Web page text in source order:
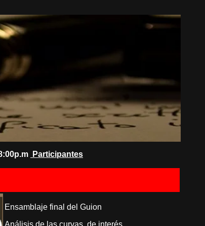
Participantes
Ensamblaje final del Guion
Análisis de las curvas de interés